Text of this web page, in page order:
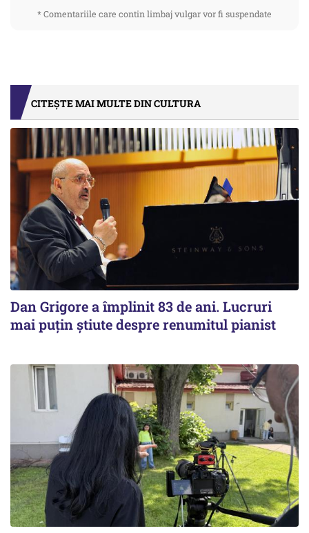
* Comentariile care contin limbaj vulgar vor fi suspendate
CITEȘTE MAI MULTE DIN CULTURA
Dan Grigore a împlinit 83 de ani. Lucruri
mai puțin știute despre renumitul pianist